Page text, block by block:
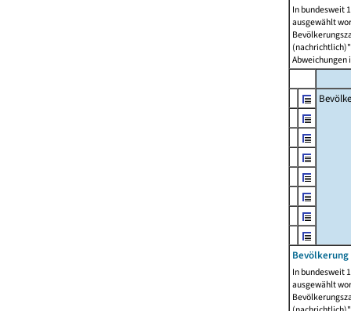
In bundesweit
ausgewählt
Abweichungen
In bundesweit
ausgewählt